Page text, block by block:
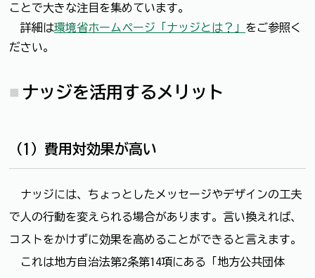
ことで大きな注目を集めています。
詳細は環境省ホームページ「ナッジとは？」 をご参照く
ださい。
ナッジを活用するメリット
（1）費用対効果が高い
ナッジには、ちょっとしたメッセージやデザインの工夫
で人の行動を変えられる場合があります。言い換えれば、
コストをかけずに効果を高めることができると言えます。
これは地方自治法第2条第14項にある「地方公共団体